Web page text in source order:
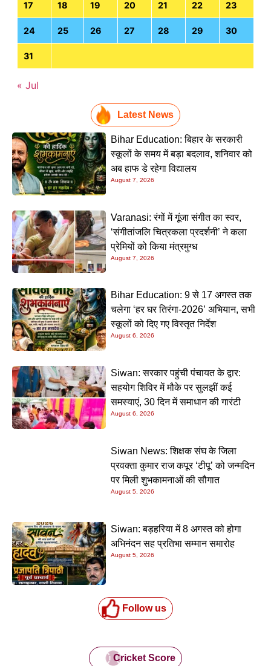
17 18 19 20 21 22 23
24 25 26 27 28 29 30
31
« Jul
Latest News
Bihar Education: बिहार के सरकारी
स्कूलों के समय में बड़ा बदलाव, शनिवार को
अब हाफ डे रहेगा विद्यालय
August 7, 2026
Varanasi: रंगों में गूंजा संगीत का स्वर,
‘संगीतांजलि चित्रकला प्रदर्शनी’ ने कला
प्रेमियों को किया मंत्रमुग्ध
August 7, 2026
Bihar Education: 9 से 17 अगस्त तक
चलेगा ‘हर घर तिरंगा-2026’ अभियान, सभी
स्कूलों को दिए गए विस्तृत निर्देश
August 6, 2026
Siwan: सरकार पहुंची पंचायत के द्वार:
सहयोग शिविर में मौके पर सुलझीं कई
समस्याएं, 30 दिन में समाधान की गारंटी
August 6, 2026
Siwan News: शिक्षक संघ के जिला
प्रवक्ता कुमार राज कपूर ‘टीपू’ को जन्मदिन
पर मिली शुभकामनाओं की सौगात
August 5, 2026
Siwan: बड़हरिया में 8 अगस्त को होगा
अभिनंदन सह प्रतिभा सम्मान समारोह
August 5, 2026
Follow us
Cricket Score